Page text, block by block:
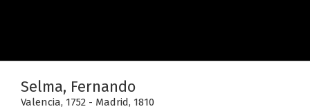
Selma, Fernando
Valencia, 1752 - Madrid, 1810